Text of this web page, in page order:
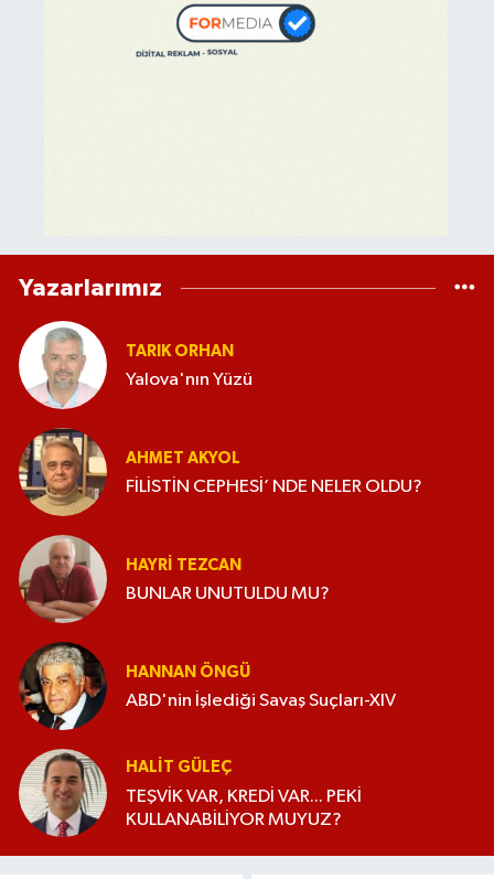
Yazarlarımız
TARIK ORHAN
Yalova'nın Yüzü
AHMET AKYOL
FİLİSTİN CEPHESİ’ NDE NELER OLDU?
HAYRI TEZCAN
BUNLAR UNUTULDU MU?
HANNAN ÖNGÜ
ABD'nin İşlediği Savaş Suçları-XIV
HALIT GÜLEÇ
TEŞVİK VAR, KREDİ VAR... PEKİ
KULLANABİLİYOR MUYUZ?